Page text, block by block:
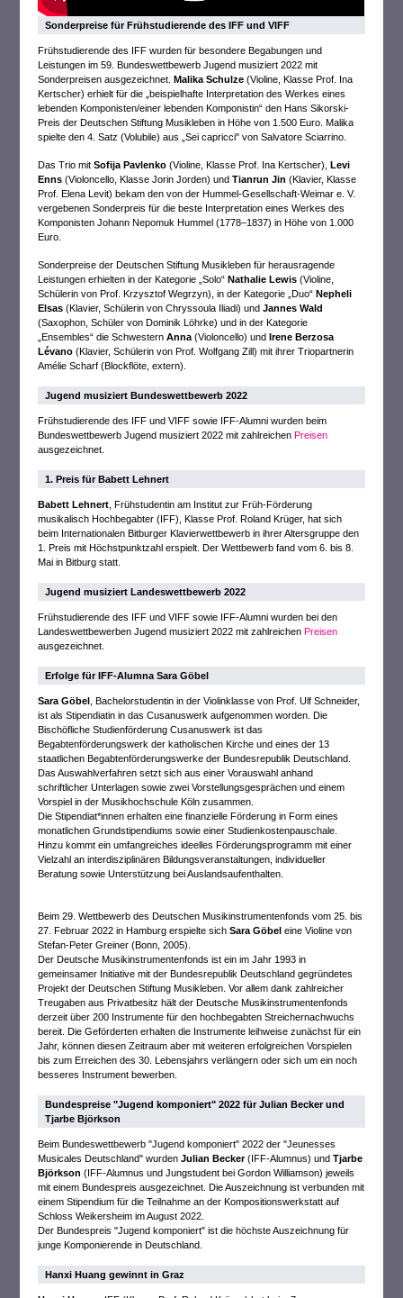
Sonderpreise für Frühstudierende des IFF und VIFF
Frühstudierende des IFF wurden für besondere Begabungen und
Leistungen im 59. Bundeswettbewerb Jugend musiziert 2022 mit
Sonderpreisen ausgezeichnet.Malika Schulze (Violine, Klasse Prof. Ina
Kertscher) erhielt für die „beispielhafte Interpretation des Werkes eines
lebenden Komponisten/einer lebenden Komponistin“ den Hans Sikorski-
Preis der Deutschen Stiftung Musikleben in Höhe von 1.500 Euro. Malika
spielte den 4. Satz (Volubile) aus „Sei capricci" von Salvatore Sciarrino.
Das Trio mitSofija Pavlenko (Violine, Klasse Prof. Ina Kertscher),Levi
Enns (Violoncello, Klasse Jorin Jorden) undTianrun Jin (Klavier, Klasse
Prof. Elena Levit) bekam den von der Hummel-Gesellschaft-Weimar e. V.
vergebenen Sonderpreis für die beste Interpretation eines Werkes des
Komponisten Johann Nepomuk Hummel (1778–1837) in Höhe von 1.000
Euro.
Sonderpreise der Deutschen Stiftung Musikleben für herausragende
Leistungen erhielten in der Kategorie „Solo“Nathalie Lewis (Violine,
Schülerin von Prof. Krzysztof Wegrzyn), in der Kategorie „Duo“Nepheli
Elsas (Klavier, Schülerin von Chryssoula Iliadi) undJannes Wald
(Saxophon, Schüler von Dominik Löhrke) und in der Kategorie
„Ensembles“ die SchwesternAnna(Violoncello) undIrene Berzosa
Lévano (Klavier, Schülerin von Prof. Wolfgang Zill) mit ihrer Triopartnerin
Amélie Scharf (Blockflöte, extern).
Jugend musiziert Bundeswettbewerb 2022
Frühstudierende des IFF und VIFF sowie IFF-Alumni wurden beim
Bundeswettbewerb Jugend musiziert 2022 mit zahlreichenPreisen
ausgezeichnet.
1. Preis für Babett Lehnert
Babett Lehnert , Frühstudentin am Institut zur Früh-Förderung
musikalisch Hochbegabter (IFF), Klasse Prof. Roland Krüger, hat sich
beim Internationalen Bitburger Klavierwettbewerb in ihrer Altersgruppe den
1. Preis mit Höchstpunktzahl erspielt. Der Wettbewerb fand vom 6. bis 8.
Mai in Bitburg statt.
Jugend musiziert Landeswettbewerb 2022
Frühstudierende des IFF und VIFF sowie IFF-Alumni wurden bei den
Landeswettbewerben Jugend musiziert 2022 mit zahlreichenPreisen
ausgezeichnet.
Erfolge für IFF-Alumna Sara Göbel
Sara Göbel , Bachelorstudentin in der Violinklasse von Prof. Ulf Schneider,
ist als Stipendiatin in das Cusanuswerk aufgenommen worden. Die
Bischöfliche Studienförderung Cusanuswerk ist das
Begabtenförderungswerk der katholischen Kirche und eines der 13
staatlichen Begabtenförderungswerke der Bundesrepublik Deutschland.
Das Auswahlverfahren setzt sich aus einer Vorauswahl anhand
schriftlicher Unterlagen sowie zwei Vorstellungsgesprächen und einem
Vorspiel in der Musikhochschule Köln zusammen.
Die Stipendiat*innen erhalten eine finanzielle Förderung in Form eines
monatlichen Grundstipendiums sowie einer Studienkostenpauschale.
Hinzu kommt ein umfangreiches ideelles Förderungsprogramm mit einer
Vielzahl an interdisziplinären Bildungsveranstaltungen, individueller
Beratung sowie Unterstützung bei Auslandsaufenthalten.
Beim 29. Wettbewerb des Deutschen Musikinstrumentenfonds vom 25. bis
27. Februar 2022 in Hamburg erspielte sichSara Göbel eine Violine von
Stefan-Peter Greiner (Bonn, 2005).
Der Deutsche Musikinstrumentenfonds ist ein im Jahr 1993 in
gemeinsamer Initiative mit der Bundesrepublik Deutschland gegründetes
Projekt der Deutschen Stiftung Musikleben. Vor allem dank zahlreicher
Treugaben aus Privatbesitz hält der Deutsche Musikinstrumentenfonds
derzeit über 200 Instrumente für den hochbegabten Streichernachwuchs
bereit. Die Geförderten erhalten die Instrumente leihweise zunächst für ein
Jahr, können diesen Zeitraum aber mit weiteren erfolgreichen Vorspielen
bis zum Erreichen des 30. Lebensjahrs verlängern oder sich um ein noch
besseres Instrument bewerben.
Bundespreise "Jugend komponiert" 2022 für Julian Becker und
Tjarbe Björkson
Beim Bundeswettbewerb "Jugend komponiert" 2022 der "Jeunesses
Musicales Deutschland" wurdenJulian Becker(IFF-Alumnus) undTjarbe
Björkson (IFF-Alumnus und Jungstudent bei Gordon Williamson) jeweils
mit einem Bundespreis ausgezeichnet. Die Auszeichnung ist verbunden mit
einem Stipendium für die Teilnahme an der Kompositionswerkstatt auf
Schloss Weikersheim im August 2022.
Der Bundespreis "Jugend komponiert" ist die höchste Auszeichnung für
junge Komponierende in Deutschland.
Hanxi Huang gewinnt in Graz